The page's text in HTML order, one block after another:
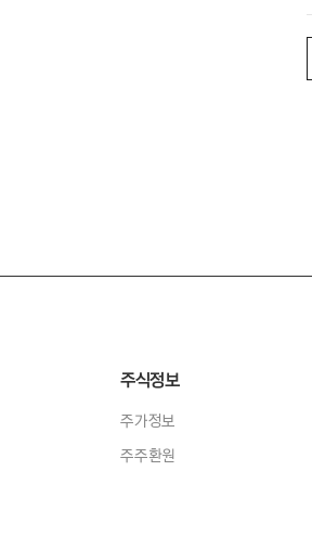
주식정보
주가정보
주주환원